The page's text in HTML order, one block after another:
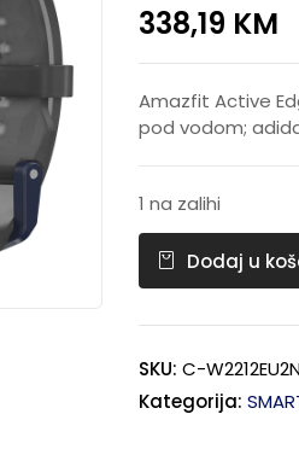
338,19 KM
Amazfit Active
pod vodom;
1 na zalihi
Dodaj u
SKU: C-
Kategorija: